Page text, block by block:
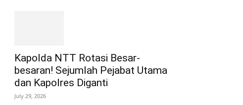
Kapolda NTT Rotasi Besar-
besaran! Sejumlah Pejabat Utama
dan Kapolres Diganti
July 29, 2026